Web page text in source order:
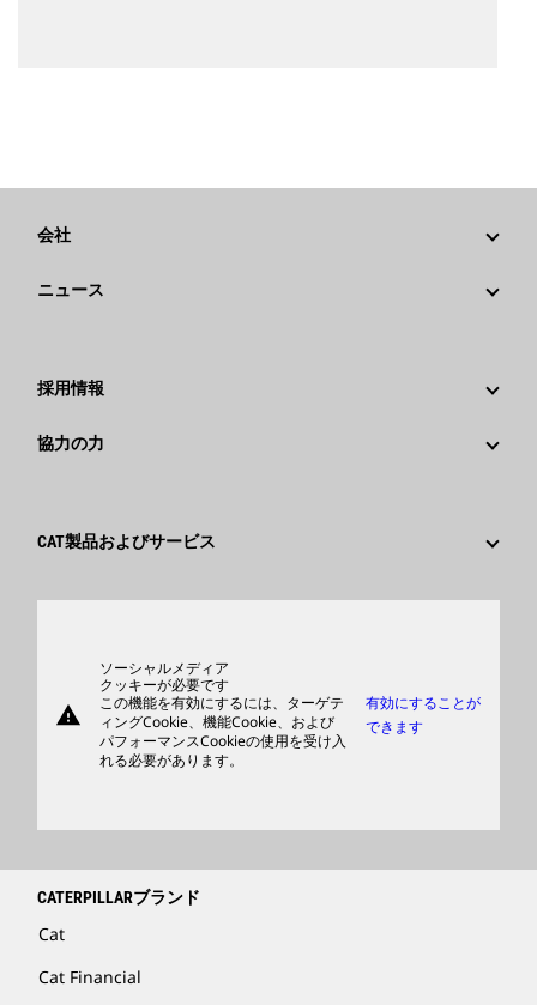
会社
行動規範
イノベーション
ニュース
メディア情報
採用情報
Caterpillar社を選ぶ理由
協力の力
サプライヤ
CAT製品およびサービス
サポート
商品
ディーラを検索する
warning
ソーシャルメディア
クッキーが必要です
この機能を有効にするには、ターゲテ
ィングCookie、機能Cookie、および
パフォーマンスCookieの使用を受け入
れる必要があります。
有効にすることが
できます
CATERPILLARブランド
Cat
Cat Financial